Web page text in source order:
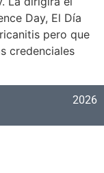
Day, El Día
pero que
credenciales
2026